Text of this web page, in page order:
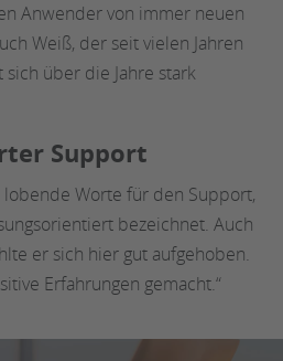
Anwender von immer neuen
Weiß, der seit vielen Jahren
sich über die Jahre stark
Support
Worte für den Support,
bezeichnet. Auch
er sich hier gut aufgehoben.
Erfahrungen gemacht.“